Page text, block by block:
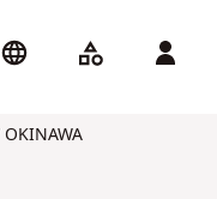
OKINAWA